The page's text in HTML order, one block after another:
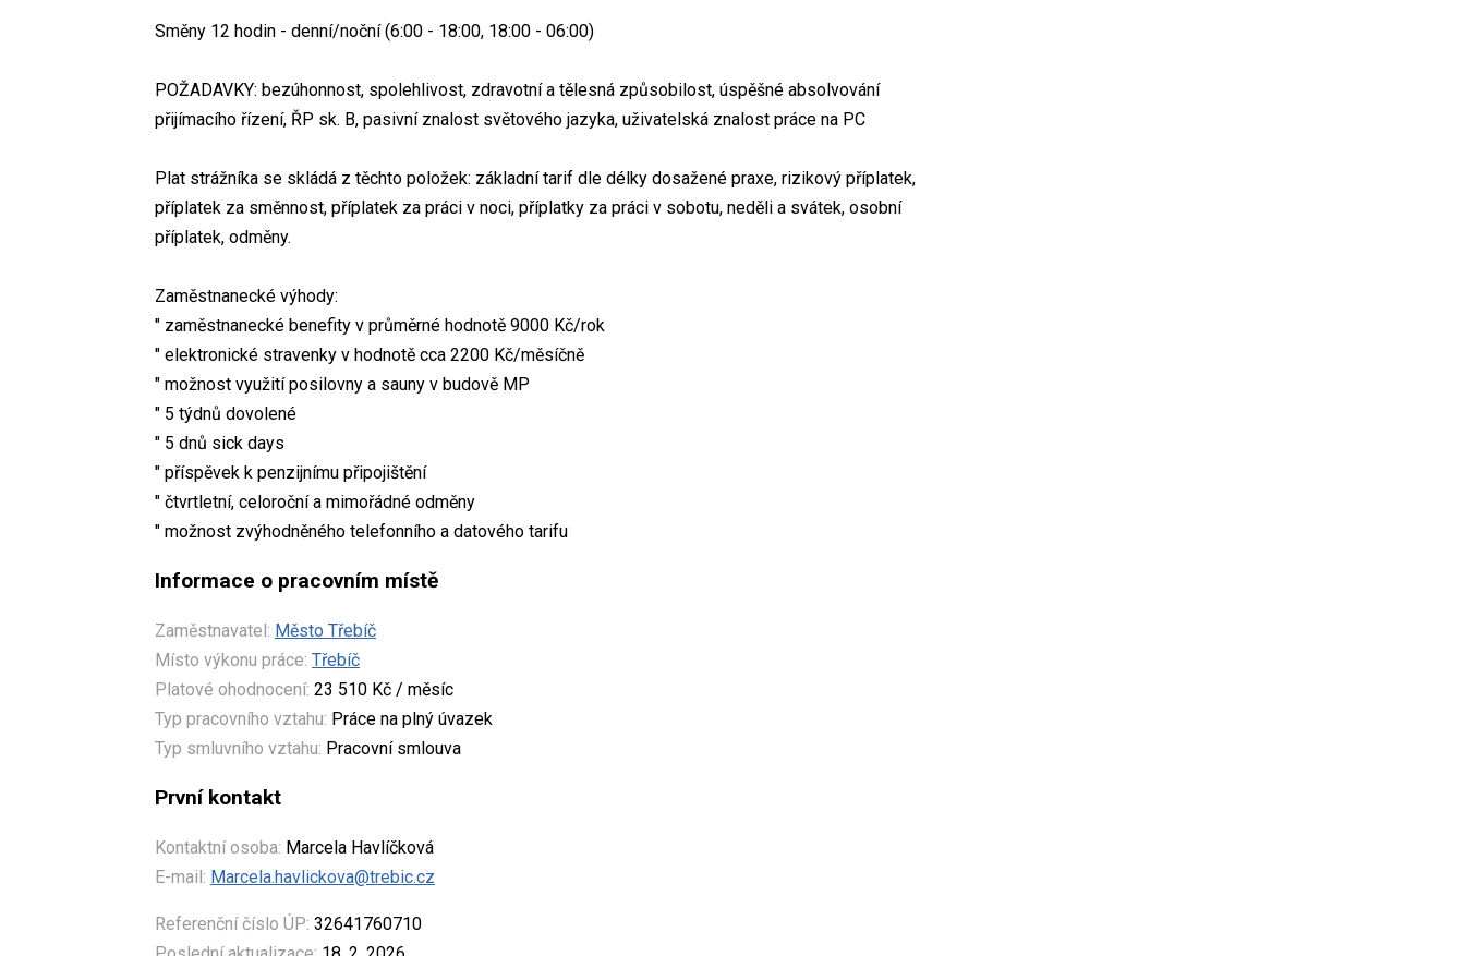
Směny 12 hodin - denní/noční (6:00 - 18:00, 18:00 - 06:00)
POŽADAVKY: bezúhonnost, spolehlivost, zdravotní a tělesná způsobilost, úspěšné absolvování
přijímacího řízení, ŘP sk. B, pasivní znalost světového jazyka, uživatelská znalost práce na PC
Plat strážníka se skládá z těchto položek: základní tarif dle délky dosažené praxe, rizikový příplatek,
příplatek za směnnost, příplatek za práci v noci, příplatky za práci v sobotu, neděli a svátek, osobní
příplatek, odměny.
Zaměstnanecké výhody:
" zaměstnanecké benefity v průměrné hodnotě 9000 Kč/rok
" elektronické stravenky v hodnotě cca 2200 Kč/měsíčně
" možnost využití posilovny a sauny v budově MP
" 5 týdnů dovolené
" 5 dnů sick days
" příspěvek k penzijnímu připojištění
" čtvrtletní, celoroční a mimořádné odměny
" možnost zvýhodněného telefonního a datového tarifu
Informace o pracovním místě
Zaměstnavatel: Město Třebíč
Místo výkonu práce: Třebíč
Platové ohodnocení: 23 510 Kč / měsíc
Typ pracovního vztahu: Práce na plný úvazek
Typ smluvního vztahu: Pracovní smlouva
První kontakt
Kontaktní osoba: Marcela Havlíčková
E-mail: Marcela.havlickova@trebic.cz
Referenční číslo ÚP: 32641760710